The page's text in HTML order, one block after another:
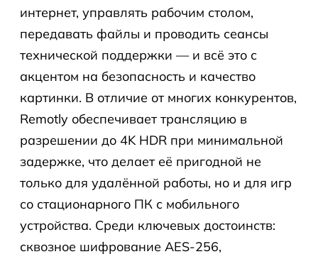
интернет, управлять рабочим столом,
передавать файлы и проводить сеансы
технической поддержки — и всё это с
акцентом на безопасность и качество
картинки. В отличие от многих конкурентов,
Remotly обеспечивает трансляцию в
разрешении до 4K HDR при минимальной
задержке, что делает её пригодной не
только для удалённой работы, но и для игр
со стационарного ПК с мобильного
устройства. Среди ключевых достоинств:
сквозное шифрование AES-256,